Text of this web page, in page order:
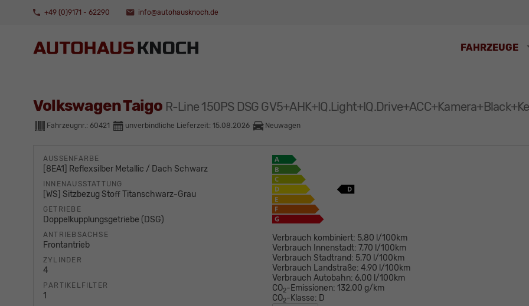
+49 (0)9171 - 62290 info@autohausknoch.de
FAHRZEUGE
Volkswagen Taigo R-Line 150PS DSG
Fahrzeugnr.: 60421 unverbindliche Lieferzeit: 15.08.2026 Neuwagen
AUSSENFARBE
[8EA1] Reflexsilber Metallic / Dach Schwarz
INNENAUSSTATTUNG
[WS] Sitzbezug Stoff Titanschwarz-Grau
GETRIEBE
Doppelkupplungsgetriebe (DSG)
ANTRIEBSACHSE
Frontantrieb
ZYLINDER
4
PARTIKELFILTER
1
Verbrauch kombiniert: 5,80 l/100km
Verbrauch Innenstadt: 7,70 l/100km
Verbrauch Stadtrand: 5,70 l/100km
Verbrauch Landstraße: 4,90 l/100km
Verbrauch Autobahn: 6,00 l/100km
CO2-Emissionen: 132,00 g/km
CO2-Klasse: D